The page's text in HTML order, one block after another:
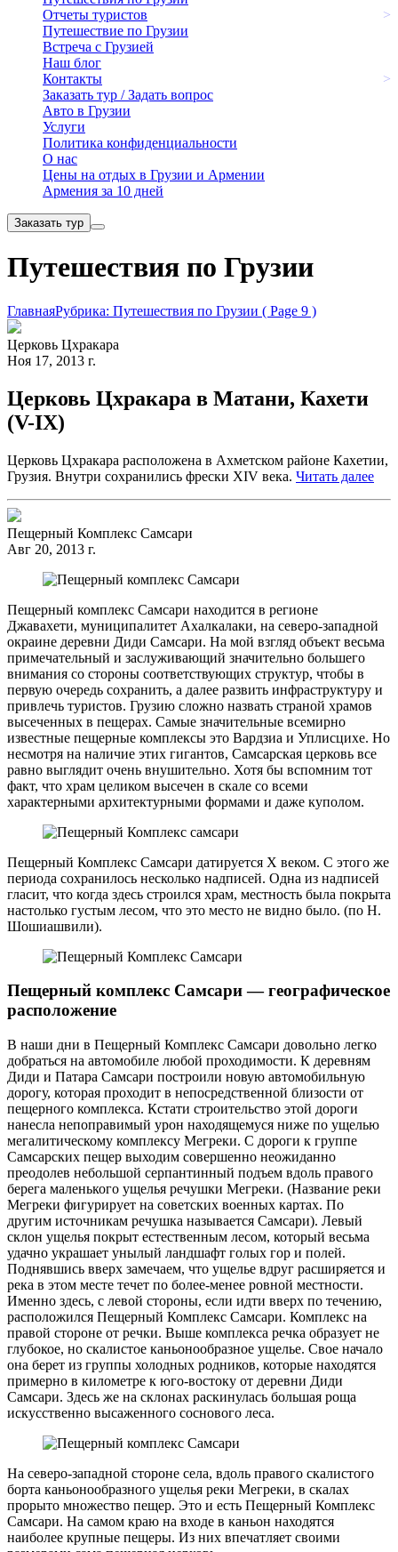
Отчеты туристов
>
Путешествие по Грузии
Встреча с Грузией
Наш блог
Контакты
>
Заказать тур / Задать вопрос
Авто в Грузии
Услуги
Политика конфиденциальности
О нас
Цены на отдых в Грузии и Армении
Армения за 10 дней
Заказать тур
Путешествия по Грузии
ГлавнаяРубрика: Путешествия по Грузии ( Page 9 )
Церковь Цхракара
Ноя 17, 2013 г.
Церковь Цхракара в Матани, Кахети
(V-IX)
Церковь Цхракара расположена в Ахметском районе Кахетии,
Грузия. Внутри сохранились фрески XIV века. Читать далее
Пещерный Комплекс Самсари
Авг 20, 2013 г.
Пещерный комплекс Самсари находится в регионе
Джавахети, муниципалитет Ахалкалаки, на северо-западной
окраине деревни Диди Самсари. На мой взгляд объект весьма
примечательный и заслуживающий значительно большего
внимания со стороны соответствующих структур, чтобы в
первую очередь сохранить, а далее развить инфраструктуру и
привлечь туристов. Грузию сложно назвать страной храмов
высеченных в пещерах. Самые значительные всемирно
известные пещерные комплексы это Вардзиа и Уплисцихе. Но
несмотря на наличие этих гигантов, Самсарская церковь все
равно выглядит очень внушительно. Хотя бы вспомним тот
факт, что храм целиком высечен в скале со всеми
характерными архитектурными формами и даже куполом.
Пещерный Комплекс Самсари датируется X веком. С этого же
периода сохранилось несколько надписей. Одна из надписей
гласит, что когда здесь строился храм, местность была покрыта
настолько густым лесом, что это место не видно было. (по Н.
Шошиашвили).
Пещерный комплекс Самсари — географическое
расположение
В наши дни в Пещерный Комплекс Самсари довольно легко
добраться на автомобиле любой проходимости. К деревням
Диди и Патара Самсари построили новую автомобильную
дорогу, которая проходит в непосредственной близости от
пещерного комплекса. Кстати строительство этой дороги
нанесла непоправимый урон находящемуся ниже по ущелью
мегалитическому комплексу Мегреки. С дороги к группе
Самсарских пещер выходим совершенно неожиданно
преодолев небольшой серпантинный подъем вдоль правого
берега маленького ущелья речушки Мегреки. (Название реки
Мегреки фигурирует на советских военных картах. По
другим источникам речушка называется Самсари). Левый
склон ущелья покрыт естественным лесом, который весьма
удачно украшает унылый ландшафт голых гор и полей.
Поднявшись вверх замечаем, что ущелье вдруг расширяется и
река в этом месте течет по более-менее ровной местности.
Именно здесь, с левой стороны, если идти вверх по течению,
расположился Пещерный Комплекс Самсари. Комплекс на
правой стороне от речки. Выше комплекса речка образует не
глубокое, но скалистое каньонообразное ущелье. Свое начало
она берет из группы холодных родников, которые находятся
примерно в километре к юго-вос­току от деревни Диди
Самсари. Здесь же на склонах раскинулась большая роща
искусственно высаженного соснового леса.
На северо-западной стороне села, вдоль правого скалистого
борта каньонообразного ущелья реки Мегреки, в скалах
прорыто множество пещер. Это и есть Пещерный Комплекс
Самсари. На самом краю на входе в каньон находятся
наиболее крупные пещеры. Из них впечатляет своими